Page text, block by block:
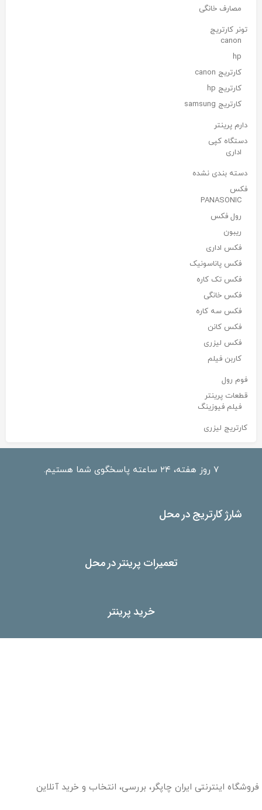
مصارف خانگی
تونر کارتریج
canon
hp
کارتریج canon
کارتریج hp
کارتریج samsung
دارم پرینتر
دستگاه کپی
اداری
دسته بندی نشده
فکس
PANASONIC
رول فکس
ریبون
فکس اداری
فکس پاناسونیک
فکس تک کاره
فکس خانگی
فکس سه کاره
فکس کانن
فکس لیزری
کاربن فیلم
فوم رول
قطعات پرینتر
فیلم فیوزینگ
کارتریج لیزری
۷ روز هفته، ۲۴ ساعته پاسخگوی شما هستیم.
شارژ کارتریج در محل
تعمیرات پرینتر در محل
خرید پرینتر
فروشگاه اینترنتی ایران چاپگر، بررسی، انتخاب و خرید آنلاین